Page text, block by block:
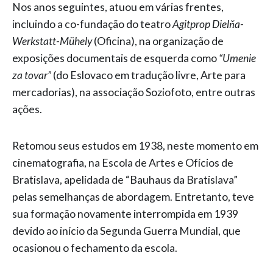
Nos anos seguintes, atuou em várias frentes,
incluindo a co-fundação do teatroAgitprop Dielňa-
Werkstatt-Mühely(Oficina), na organização de
exposições documentais de esquerda como“Umenie
za tovar”(do Eslovaco em tradução livre, Arte para
mercadorias), na associação Soziofoto, entre outras
ações.
Retomou seus estudos em 1938, neste momento em
cinematografia, na Escola de Artes e Ofícios de
Bratislava, apelidada de “Bauhaus da Bratislava”
pelas semelhanças de abordagem. Entretanto, teve
sua formação novamente interrompida em 1939
devido ao início da Segunda Guerra Mundial, que
ocasionou o fechamento da escola.